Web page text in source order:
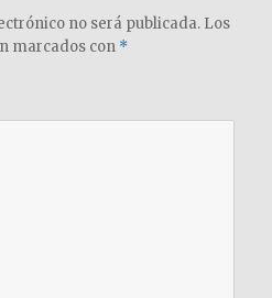
no será publicada. Los
marcados con *